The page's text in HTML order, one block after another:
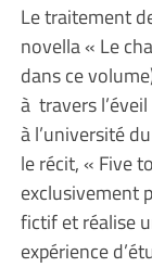
Le traitement
novella « Le
dans ce
à travers
à l’université
le récit, « Five
exclusivement
fictif et réalise
expérience